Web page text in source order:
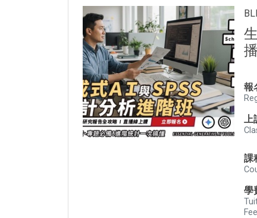
報
上
課
學
Fee